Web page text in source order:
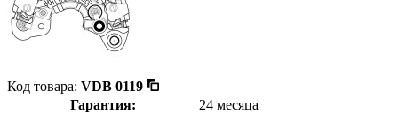
Код товара: VDB 0119
Гарантия:
24 месяца